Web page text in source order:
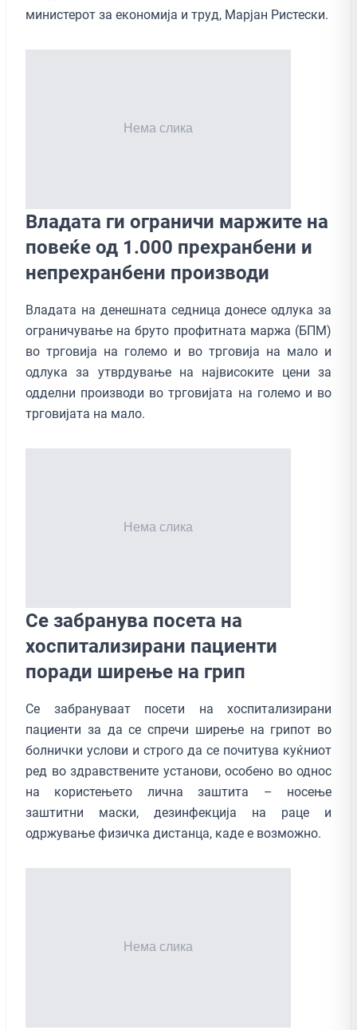
министерот за економија и труд, Марјан Ристески.
Владата ги ограничи маржите на
повеќе од 1.000 прехранбени и
непрехранбени производи
Владата на денешната седница донесе одлука за
ограничување на бруто профитната маржа (БПМ)
во трговија на големо и во трговија на мало и
одлука за утврдување на највисоките цени за
одделни производи во трговијата на големо и во
трговијата на мало.
Се забранува посета на
хоспитализирани пациенти
поради ширење на грип
Се забрануваат посети на хоспитализирани
пациенти за да се спречи ширење на грипот во
болнички услови и строго да се почитува куќниот
ред во здравствените установи, особено во однос
на користењето лична заштита – носење
заштитни маски, дезинфекција на раце и
одржување физичка дистанца, каде е возможно.